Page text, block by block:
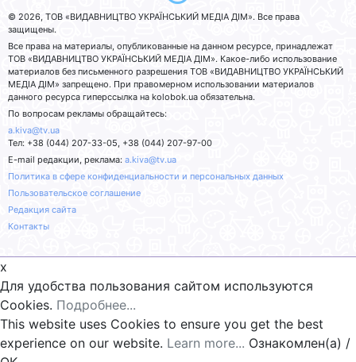
© 2026, ТОВ «ВИДАВНИЦТВО УКРАЇНСЬКИЙ МЕДІА ДІМ». Все права
защищены.
Все права на материалы, опубликованные на данном ресурсе, принадлежат
ТОВ «ВИДАВНИЦТВО УКРАЇНСЬКИЙ МЕДІА ДІМ». Какое-либо использование
материалов без письменного разрешения ТОВ «ВИДАВНИЦТВО УКРАЇНСЬКИЙ
МЕДІА ДІМ» запрещено. При правомерном использовании материалов
данного ресурса гиперссылка на kolobok.ua обязательна.
По вопросам рекламы обращайтесь:
a.kiva@tv.ua
Тел: +38 (044) 207-33-05, +38 (044) 207-97-00
E-mail редакции, реклама: a.kiva@tv.ua
Политика в сфере конфиденциальности и персональных данных
Пользовательское соглашение
Редакция сайта
Контакты
x
Для удобства пользования сайтом используются
Cookies. Подробнее...
This website uses Cookies to ensure you get the best
experience on our website. Learn more... Ознакомлен(а) /